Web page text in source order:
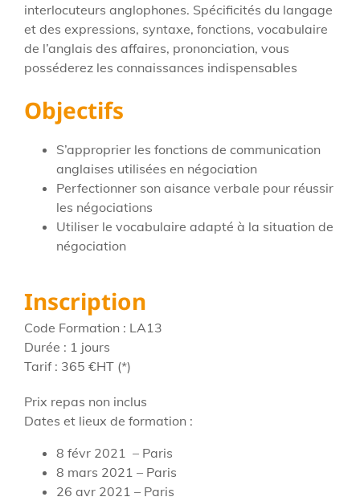
interlocuteurs anglophones. Spécificités du langage
et des expressions, syntaxe, fonctions, vocabulaire
de l’anglais des affaires, prononciation, vous
posséderez les connaissances indispensables
Objectifs
S’approprier les fonctions de communication
anglaises utilisées en négociation
Perfectionner son aisance verbale pour réussir
les négociations
Utiliser le vocabulaire adapté à la situation de
négociation
Inscription
Code Formation : LA13
Durée : 1 jours
Tarif : 365 €HT (*)
Prix repas non inclus
Dates et lieux de formation :
8 févr 2021 – Paris
8 mars 2021 – Paris
26 avr 2021 – Paris